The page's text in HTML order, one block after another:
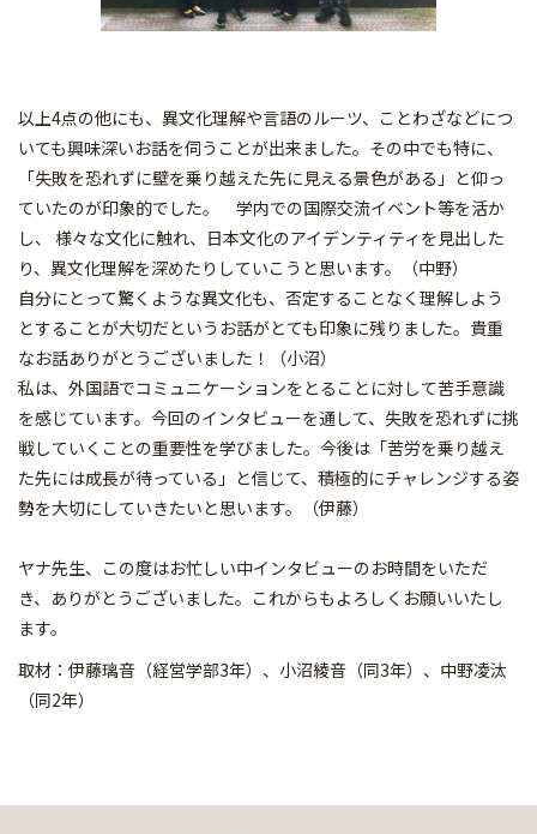
以上4点の他にも、異文化理解や言語のルーツ、ことわざなどにつ
いても興味深いお話を伺うことが出来ました。その中でも特に、
「失敗を恐れずに壁を乗り越えた先に見える景色がある」と仰っ
ていたのが印象的でした。 学内での国際交流イベント等を活か
し、 様々な文化に触れ、日本文化のアイデンティティを見出した
り、異文化理解を深めたりしていこうと思います。（中野）
自分にとって驚くような異文化も、否定することなく理解しよう
とすることが大切だというお話がとても印象に残りました。貴重
なお話ありがとうございました！（小沼）
私は、外国語でコミュニケーションをとることに対して苦手意識
を感じています。今回のインタビューを通して、失敗を恐れずに挑
戦していくことの重要性を学びました。今後は「苦労を乗り越え
た先には成長が待っている」と信じて、積極的にチャレンジする姿
勢を大切にしていきたいと思います。（伊藤）
ヤナ先生、この度はお忙しい中インタビューのお時間をいただ
き、ありがとうございました。これからもよろしくお願いいたし
ます。
取材：伊藤璃音（経営学部3年）、小沼綾音（同3年）、中野凌汰
（同2年）